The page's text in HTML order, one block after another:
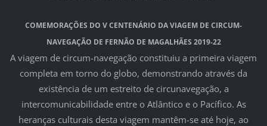
COMEMORAÇÕES DO V CENTENÁRIO DA VIAGEM DE CIRCUM-
NAVEGAÇÃO DE FERNÃO DE MAGALHÃES 2019-22
A viagem de circum-navegação constituiu a primeira viagem
completa em torno do globo, demonstrando através da
existência de um estreito de circunavegação, a
intercomunicabilidade entre o Atlântico e o Pacífico. As
heranças culturais desta viagem mantêm-se até hoje, ao